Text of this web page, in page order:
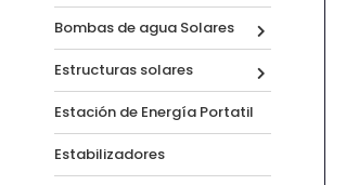
Bombas de agua Solares
Estructuras solares
Estación de Energía Portatil
Estabilizadores